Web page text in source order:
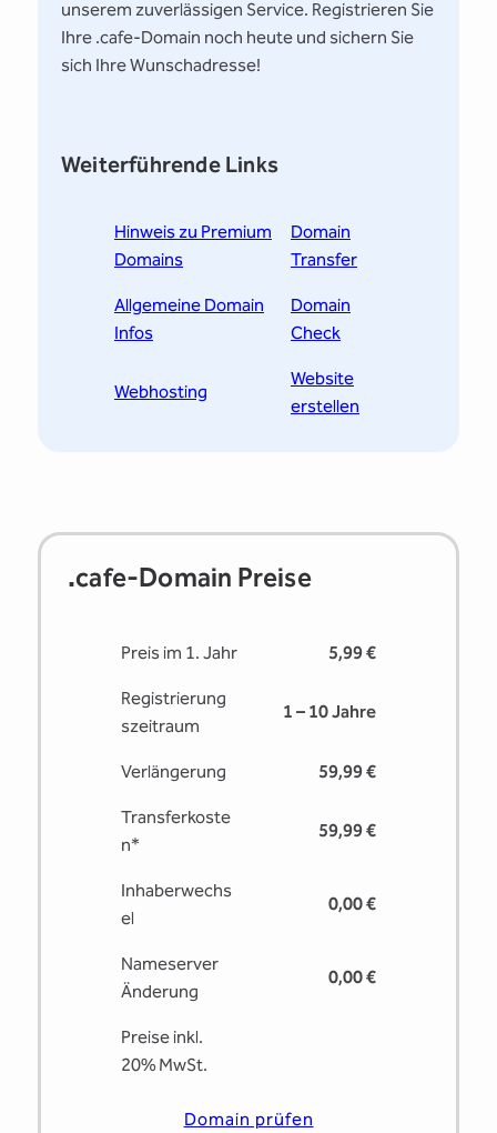
unserem zuverlässigen Service. Registrieren Sie
Ihre .cafe-Domain noch heute und sichern Sie
sich Ihre Wunschadresse!
Weiterführende Links
Hinweis zu Premium
Domains
Domain
Transfer
Allgemeine Domain
Infos
Domain
Check
Webhosting
Website
erstellen
.cafe-Domain Preise
Preis im 1. Jahr 5,99 €
Registrierung
s­zeitraum
1 – 10 Jahre
Verlängerung 59,99 €
Transferkoste
n*
59,99 €
Inhaberwechs
el
0,00 €
Nameserver
Änderung
0,00 €
Preise inkl.
20% MwSt.
Domain prüfen